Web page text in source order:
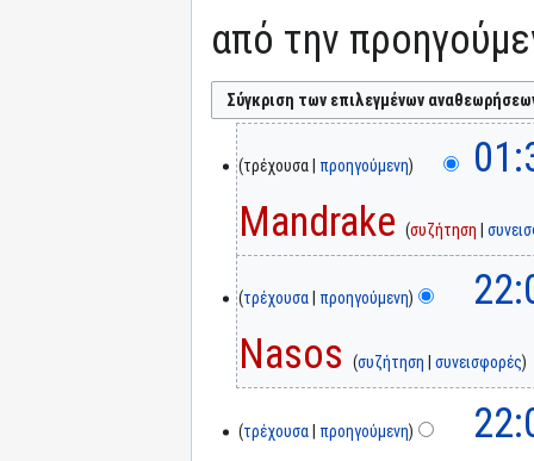
από την
τρέχουσα προηγούμενη
Mandrake
συζήτηση
τρέχουσα προηγούμενη
Nasos
συζήτηση συνεισφορές
τρέχουσα προηγούμενη